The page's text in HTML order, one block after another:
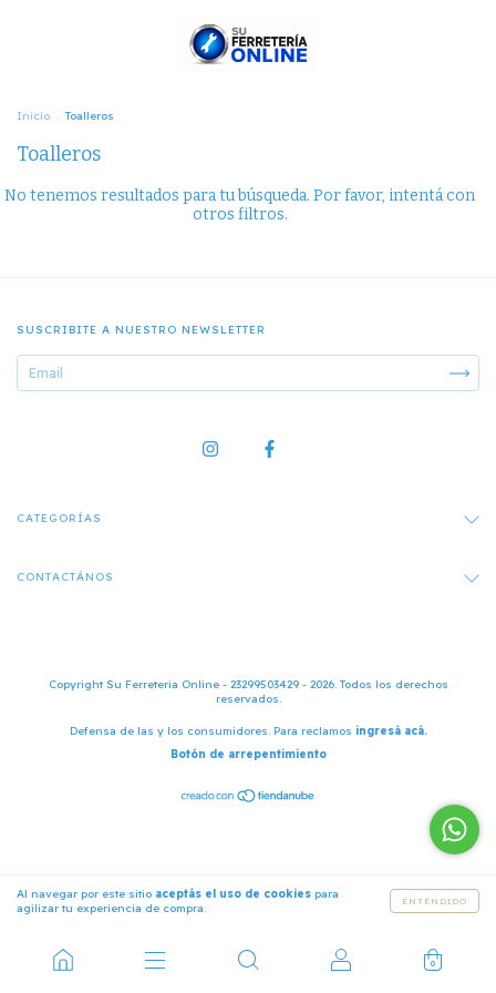
Al navegar por este sitio aceptás el uso de cookies para
agilizar tu experiencia de compra.
ENTENDIDO
0
Inicio . Toalleros
Toalleros
No tenemos resultados para tu búsqueda. Por favor, intentá con
otros filtros.
SUSCRIBITE A NUESTRO NEWSLETTER
CATEGORÍAS
CONTACTÁNOS
Copyright Su Ferreteria Online - 23299503429 - 2026. Todos los derechos
reservados.
Defensa de las y los consumidores. Para reclamos ingresá acá.
Botón de arrepentimiento